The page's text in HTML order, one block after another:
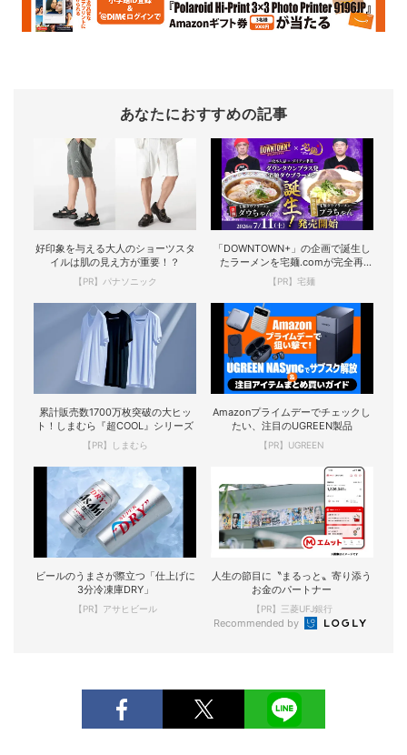
あなたにおすすめの記事
好印象を与える大人のショーツスタ
イルは肌の見え方が重要！？
【PR】パナソニック
「DOWNTOWN+」の企画で誕生し
たラーメンを宅麺.comが完全再
現！
【PR】宅麺
累計販売数1700万枚突破の大ヒッ
ト！しまむら『超COOL』シリーズ
【PR】しまむら
Amazonプライムデーでチェックし
たい、注目のUGREEN製品
【PR】UGREEN
ビールのうまさが際立つ「仕上げに
3分冷凍庫DRY」
【PR】アサヒビール
人生の節目に〝まるっと〟寄り添う
お金のパートナー
【PR】三菱UFJ銀行
Recommended by